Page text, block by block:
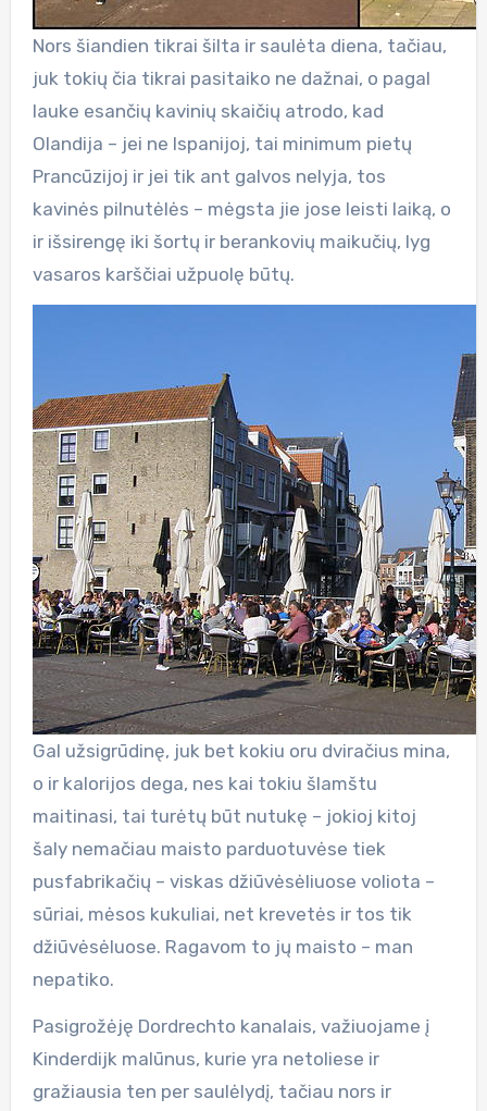
Nors šiandien tikrai šilta ir saulėta diena, tačiau,
juk tokių čia tikrai pasitaiko ne dažnai, o pagal
lauke esančių kavinių skaičių atrodo, kad
Olandija – jei ne Ispanijoj, tai minimum pietų
Prancūzijoj ir jei tik ant galvos nelyja, tos
kavinės pilnutėlės – mėgsta jie jose leisti laiką, o
ir išsirengę iki šortų ir berankovių maikučių, lyg
vasaros karščiai užpuolę būtų.
Gal užsigrūdinę, juk bet kokiu oru dviračius mina,
o ir kalorijos dega, nes kai tokiu šlamštu
maitinasi, tai turėtų būt nutukę – jokioj kitoj
šaly nemačiau maisto parduotuvėse tiek
pusfabrikačių – viskas džiūvėsėliuose voliota –
sūriai, mėsos kukuliai, net krevetės ir tos tik
džiūvėsėluose. Ragavom to jų maisto – man
nepatiko.
Pasigrožėję Dordrechto kanalais, važiuojame į
Kinderdijk malūnus, kurie yra netoliese ir
gražiausia ten per saulėlydį, tačiau nors ir